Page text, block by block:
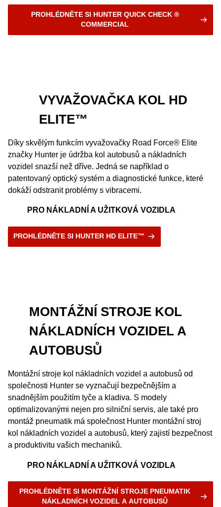
PROHLÉDNĚTE SI HUNTER QUICK CHECK ®
COMMERCIAL
VYVAŽOVAČKA KOL HD
ELITE™
Díky skvělým funkcím vyvažovačky Road Force® Elite
značky Hunter je údržba kol autobusů a nákladních
vozidel snazší než dříve. Jedná se například o
patentovaný optický systém a diagnostické funkce, které
dokáží odstranit problémy s vibracemi.
PRO NÁKLADNÍ A UŽITKOVÁ VOZIDLA
PROHLÉDNĚTE SI HUNTER HD ELITE™
MONTÁŽNÍ STROJE KOL
NÁKLADNÍCH VOZIDEL A
AUTOBUSŮ
Montážní stroje kol nákladních vozidel a autobusů od
společnosti Hunter se vyznačují bezpečnějším a
snadnějším použitím tyče a kladiva. S modely
optimalizovanými nejen pro silniční servis, ale také pro
montáž pneumatik má společnost Hunter montážní stroj
kol nákladních vozidel a autobusů, který zajistí bezpečnost
a produktivitu vašich mechaniků.
PRO NÁKLADNÍ A UŽITKOVÁ VOZIDLA
PROHLÉDNĚTE SI MONTÁŽNÍ STROJE PNEUMATIK
NÁKLADNÍCH VOZIDEL A AUTOBUSŮ